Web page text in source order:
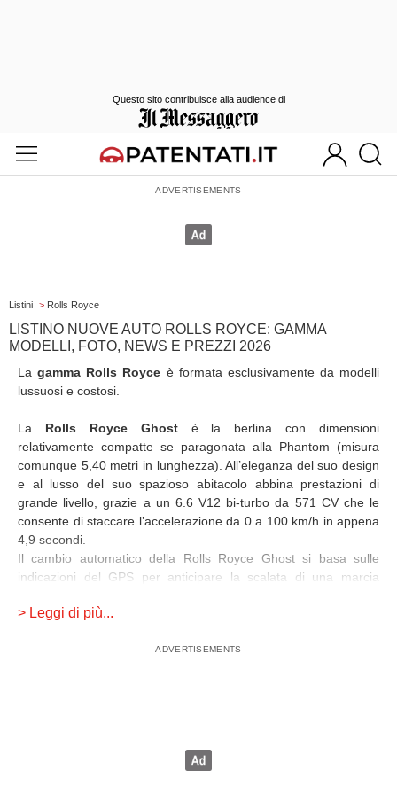
Listini > Rolls Royce
LISTINO NUOVE AUTO ROLLS ROYCE: GAMMA
MODELLI, FOTO, NEWS E PREZZI 2026
Lagamma Rolls Royce è formata esclusivamente da modelli
lussuosi e costosi.
La Rolls Royce Ghostè la berlina con dimensioni
relativamente compatte se paragonata alla Phantom (misura
comunque 5,40 metri in lunghezza). All’eleganza del suo design
e al lusso del suo spazioso abitacolo abbina prestazioni di
grande livello, grazie a un 6.6 V12 bi-turbo da 571 CV che le
consente di staccare l’accelerazione da 0 a 100 km/h in appena
4,9 secondi.
Il cambio automatico della Rolls Royce Ghost si basa sulle
indicazioni del GPS per anticipare la scalata di una marcia
berlina del marchio inglese. Lunga 5,84 metri, ha un abitacolo
variante Coupé con le due porte apribili elettricamente e
> Leggi di più...
Questo sito contribuisce alla audience di